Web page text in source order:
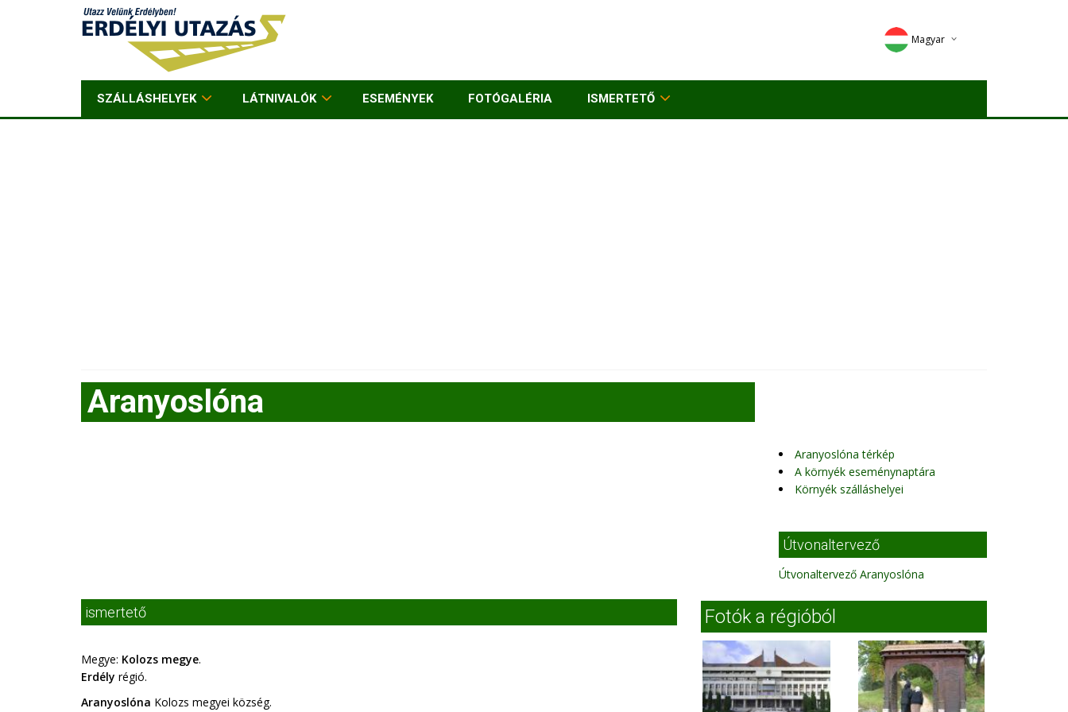
Magyar
Deutsch
SZÁLLÁSHELYEK LÁTNIVALÓK ESEMÉNYEK FOTÓGALÉRIA ISMERTETŐ
Aranyoslóna
Aranyoslóna térkép
A környék eseménynaptára
Környék szálláshelyei
Útvonaltervező
Útvonaltervező Aranyoslóna
ismertető
Megye: Kolozs megye.
Erdély régió.
Aranyoslóna Kolozs megyei község.
Fotók a régióból